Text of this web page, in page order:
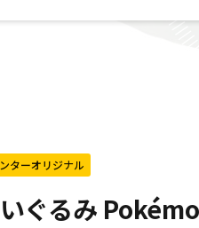
ターオリジナル
ぐるみ